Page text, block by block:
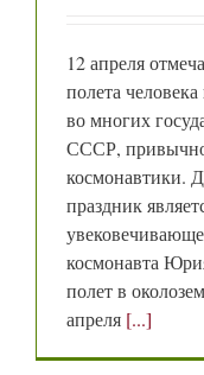
12 апреля
полета
во многих
СССР,
космонавтики.
праздник
космонавта
полет в
апреля [...]